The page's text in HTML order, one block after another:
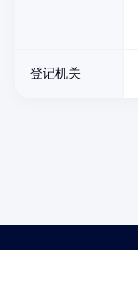
登记机关